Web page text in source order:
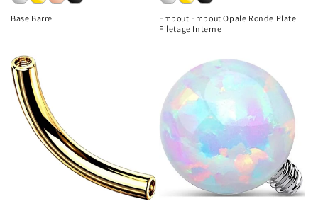
Base Barre
Embout Embout Opale Ronde Plate
Filetage Interne